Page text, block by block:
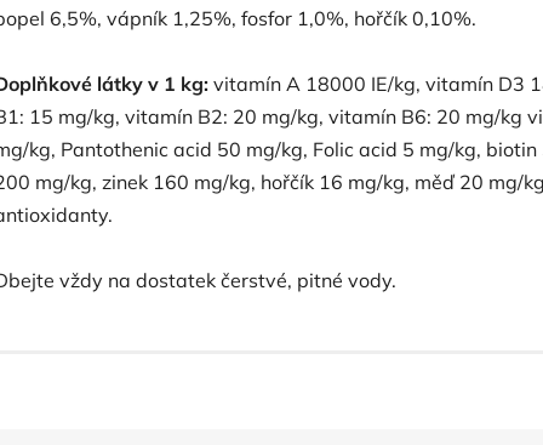
6,5%, vápník 1,25%, fosfor 1,0%, hořčík 0,10%.
látky v 1 kg: vitamín A 18000 IE/kg, vitamín D3
15 mg/kg, vitamín B2: 20 mg/kg, vitamín B6: 20 mg/kg
kg, Pantothenic acid 50 mg/kg, Folic acid 5 mg/kg,
mg/kg, zinek 160 mg/kg, hořčík 16 mg/kg, měď 20 mg/
vždy na dostatek čerstvé, pitné vody.